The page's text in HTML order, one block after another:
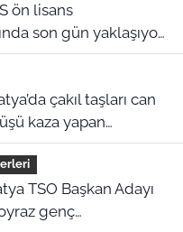
son gün yaklaşıyor:
tarihleri ve sınav
kaza yapan
hayatını kaybetti
genç